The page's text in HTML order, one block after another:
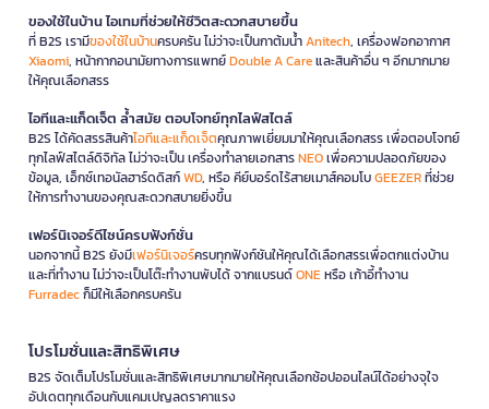
ของใช้ในบ้าน ไอเทมที่ช่วยให้ชีวิตสะดวกสบายขึ้น
ที่ B2S เรามีของใช้ในบ้านครบครัน ไม่ว่าจะเป็นกาต้มน้ำAnitech, เครื่องฟอกอากาศ
Xiaomi, หน้ากากอนามัยทางการแพทย์Double A Careและสินค้าอื่น ๆ อีกมากมาย
ให้คุณเลือกสรร
ไอทีและแก็ดเจ็ต ล้ำสมัย ตอบโจทย์ทุกไลฟ์สไตล์
B2S ได้คัดสรรสินค้าไอทีและแก็ดเจ็ตคุณภาพเยี่ยมมาให้คุณเลือกสรร เพื่อตอบโจทย์
ทุกไลฟ์สไตล์ดิจิทัล ไม่ว่าจะเป็น เครื่องทำลายเอกสารNEOเพื่อความปลอดภัยของ
ข้อมูล, เอ็กซ์เทอนัลฮาร์ดดิสก์WD, หรือ คีย์บอร์ดไร้สายเมาส์คอมโบGEEZERที่ช่วย
ให้การทำงานของคุณสะดวกสบายยิ่งขึ้น
เฟอร์นิเจอร์ดีไซน์ครบฟังก์ชั่น
นอกจากนี้ B2S ยังมีเฟอร์นิเจอร์ครบทุกฟังก์ชันให้คุณได้เลือกสรรเพื่อตกแต่งบ้าน
และที่ทำงาน ไม่ว่าจะเป็นโต๊ะทำงานพับได้ จากแบรนด์ONEหรือ เก้าอี้ทำงาน
Furradecก็มีให้เลือกครบครัน
โปรโมชั่นและสิทธิพิเศษ
B2S จัดเต็มโปรโมชั่นและสิทธิพิเศษมากมายให้คุณเลือกช้อปออนไลน์ได้อย่างจุใจ
อัปเดตทุกเดือนกับแคมเปญลดราคาแรง